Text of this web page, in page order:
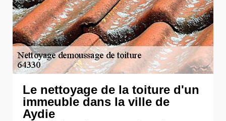
Le nettoyage de la toiture d'un
immeuble dans la ville de
Aydie